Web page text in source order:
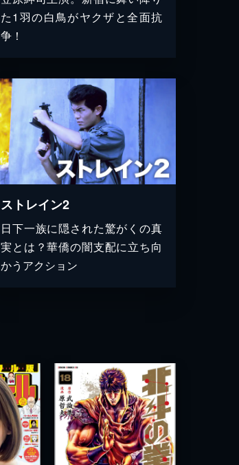
た1羽の白鳥がヤクザと全面抗
争！
ストレイン2
日下一族に隠された驚がくの真
実とは？華僑の闇支配に立ち向
かうアクション